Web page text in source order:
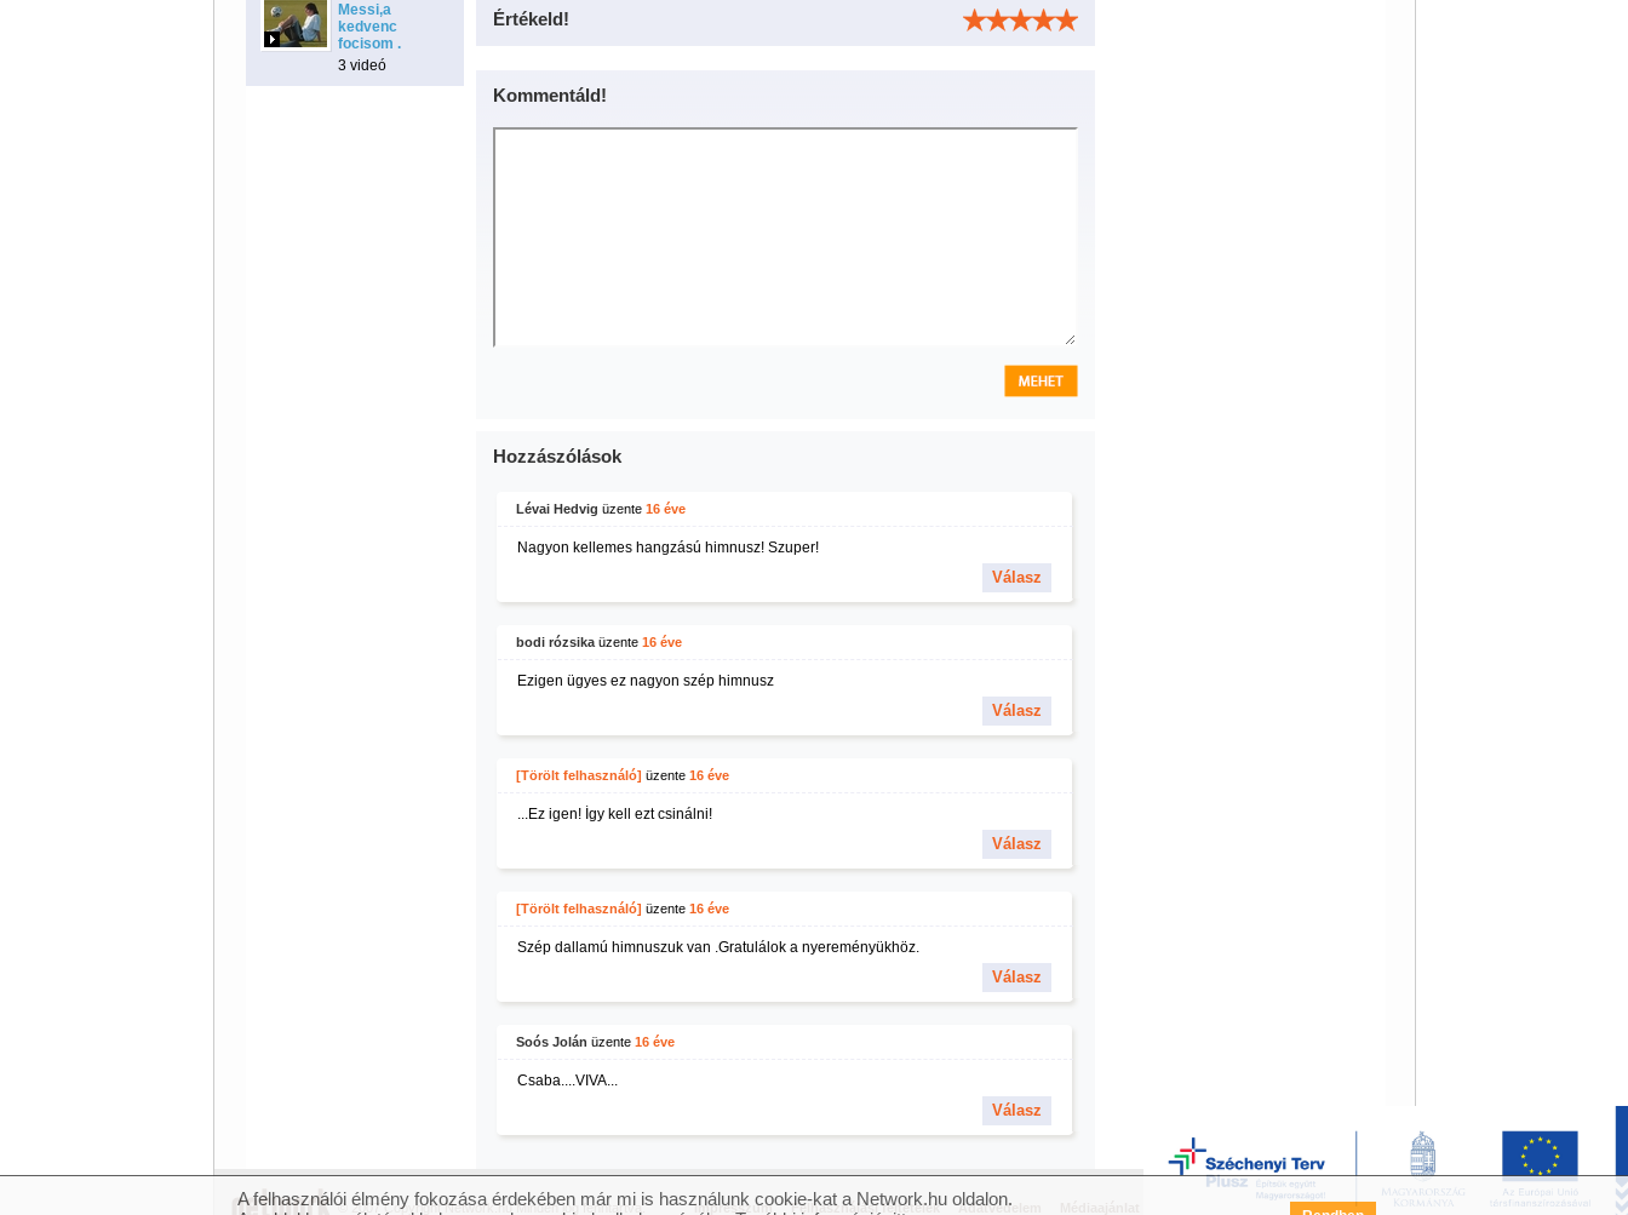
Messi,a
kedvenc
focisom .
3 videó
Értékeld!
Kommentáld!
Hozzászólások
Lévai Hedvig üzente 16 éve
Nagyon kellemes hangzású himnusz! Szuper!
Válasz
bodi rózsikaüzente 16 éve
Ezigen ügyes ez nagyon szép himnusz
Válasz
[Törölt felhasználó] üzente 16 éve
...Ez igen! Így kell ezt csinálni!
Válasz
[Törölt felhasználó] üzente 16 éve
Szép dallamú himnuszuk van .Gratulálok a nyereményükhöz.
Válasz
Soós Jolán üzente 16 éve
Csaba....VIVA...
Válasz
© 2007 Copyright Network.hu Minden jog fenntartva. Impresszum Felhasználási feltételek Adatvédelem Széchenyi Terv Pályázat FAQ
A felhasználói élmény fokozása érdekében már mi is használunk cookie-kat a Network.hu oldalon.